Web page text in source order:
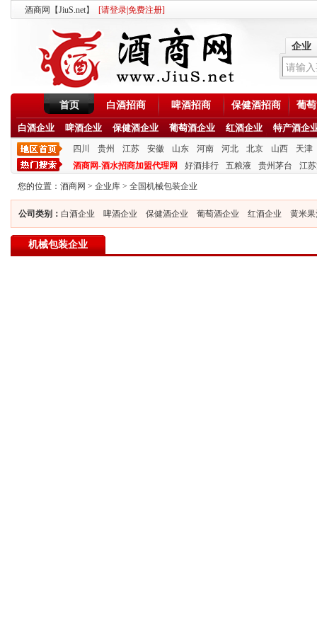
酒商网【JiuS.net】 [请登录免费注册]
企业
首页 白酒招商 啤酒招商 保健酒招商 葡
白酒企业 啤酒企业 保健酒企业 葡萄酒企业 红酒企业 特产酒企
四川 贵州 江苏 安徽 山东 河南 河北 北京 山西
天津
酒商网-酒水招商加盟代理网
好酒排行 五粮液 贵州茅台 江
您的位置： 酒商网 > 企业库 > 全国机械包装企业
公司类别： 白酒企业 啤酒企业 保健酒企业 葡萄酒企业 红酒企业 黄米
机械包装企业